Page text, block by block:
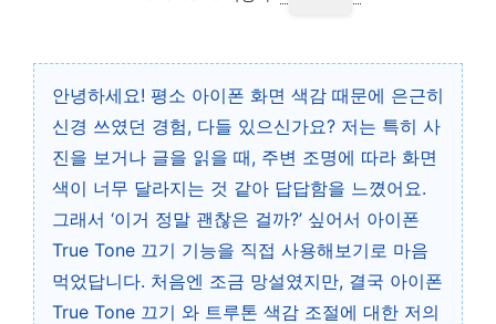
안녕하세요! 평소 아이폰 화면 색감 때문에 은근히
신경 쓰였던 경험, 다들 있으신가요? 저는 특히 사
진을 보거나 글을 읽을 때, 주변 조명에 따라 화면
색이 너무 달라지는 것 같아 답답함을 느꼈어요.
그래서 ‘이거 정말 괜찮은 걸까?’ 싶어서 아이폰
True Tone 끄기 기능을 직접 사용해보기로 마음
먹었답니다. 처음엔 조금 망설였지만, 결국 아이폰
True Tone 끄기 와 트루톤 색감 조절에 대한 저의